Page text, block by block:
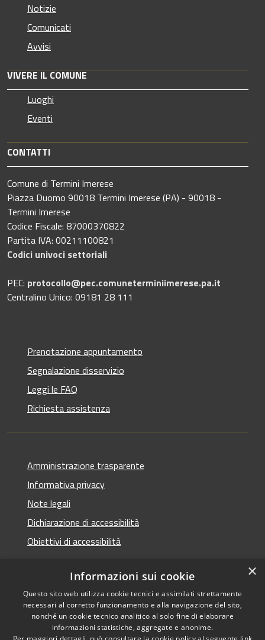
Notizie
Comunicati
Avvisi
VIVERE IL COMUNE
Luoghi
Eventi
CONTATTI
Comune di Termini Imerese
Piazza Duomo 90018 Termini Imerese (PA) - 90018 -
Termini Imerese
Codice Fiscale: 87000370822
Partita IVA: 00211100821
Codici univoci settoriali
PEC: protocollo@pec.comuneterminiimerese.pa.it
Centralino Unico: 09181 28 111
Prenotazione appuntamento
Segnalazione disservizio
Leggi le FAQ
Richiesta assistenza
Amministrazione trasparente
Informativa privacy
Note legali
Dichiarazione di accessibilità
Obiettivi di accessibilità
RSS
Accessibilità
Copyright © 2026 • Comune di
Termini Imerese • Powered
byMunicipium•
×
Informazioni sui cookie
Questo sito web utilizza cookie tecnici e assimilati strettamente
necessari al corretto funzionamento e alla navigazione del sito,
nonché un cookie tecnico analitico al solo fine di elaborare
informazioni statistiche, aggregate e anonime.